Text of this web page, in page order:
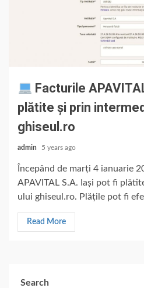
Facturile
plătite și prin
ghiseul.ro
admin 5 years ago
Începând de marți 4 ianuarie
APAVITAL S.A. Iași pot fi
ului ghiseul.ro. Plățile pot fi
Read More
Search